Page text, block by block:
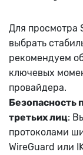
Для просмотра
выбрать
рекомендуем
ключевых
провайдера.
Безопасность
третьих лиц:
протоколами
WireGuard или